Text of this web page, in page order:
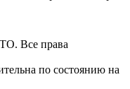
Все права
по состоянию на